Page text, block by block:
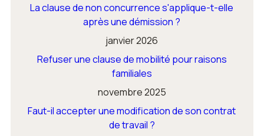
La clause de non concurrence s'applique-t-elle
après une démission ?
janvier 2026
Refuser une clause de mobilité pour raisons
familiales
novembre 2025
Faut-il accepter une modification de son contrat
de travail ?